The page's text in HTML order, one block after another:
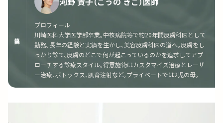
プロフィール
川崎医科大学医学部卒業。中核病院等で約20年間皮膚科医として
勤務。長年の経験と実績を生かし、美容皮膚科医の道へ。皮膚をし
っかり診て、皮膚のどこで何が起こっているのかを追求してアプ
ローチする診療スタイル。得意施術はカスタマイズ治療とレーザ
ー治療、ボトックス、肌育注射など。プライベートでは2児の母。